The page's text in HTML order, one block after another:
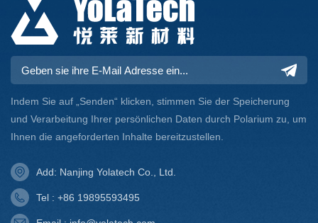
Indem Sie auf „Senden“ klicken, stimmen Sie der Speicherung
und Verarbeitung Ihrer persönlichen Daten durch Polarium zu, um
Ihnen die angeforderten Inhalte bereitzustellen.
Add: Nanjing Yolatech Co., Ltd.
Tel : +86 19895593495